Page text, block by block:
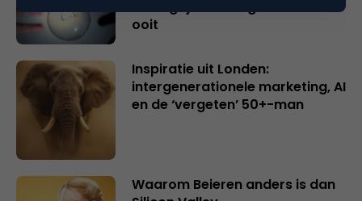
ooit
Inspiratie uit Londen:
intergenerationele marketing, AI
en de ‘vergeten’ 50+-man
Waarom Beieren anders is dan